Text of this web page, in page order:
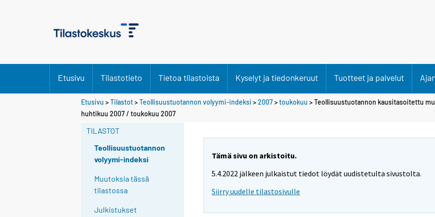
Etusivu Tilastotieto Tietoa tilastoista Kyselyt ja tiedonkeruut Tuotteet ja palvelut
Etusivu >Tilastot>Teollisuustuotannon volyymi-indeksi >2007>toukokuu > Teollisuustuotannon kausitasoitettu
huhtikuu 2007 / toukokuu 2007
TILASTOT
Teollisuustuotannon
volyymi-indeksi
Muutoksia tässä
tilastossa
Julkistukset
Tämä sivu on arkistoitu.
5.4.2022 jälkeen julkaistut tiedot löydät uudistetulta sivustolta.
Siirry uudelle tilastosivulle